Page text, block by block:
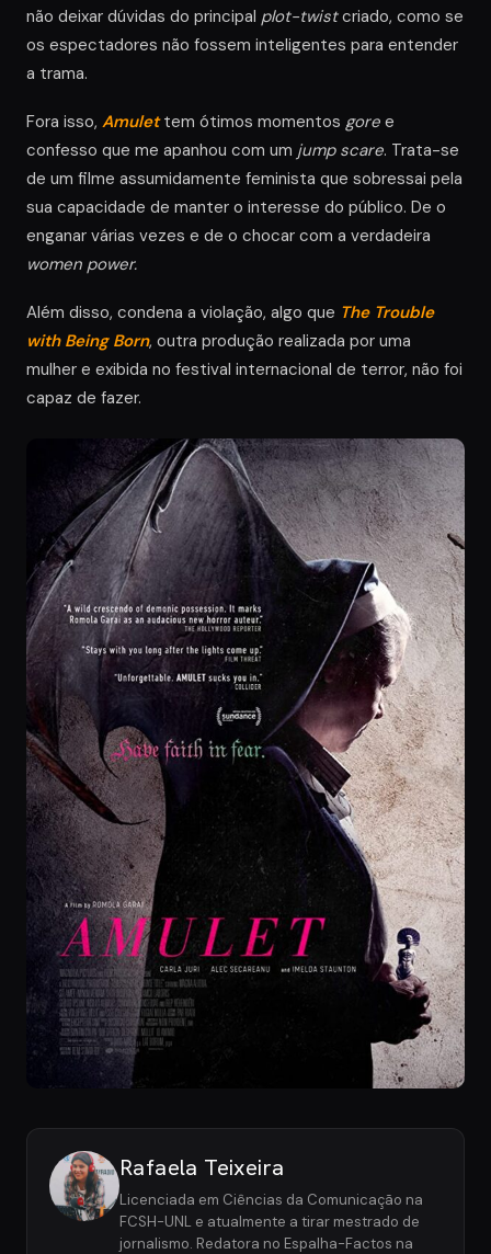
não deixar dúvidas do principal plot-twistcriado, como se
os espectadores não fossem inteligentes para entender
a trama.
Fora isso, Amulet tem ótimos momentos gore e
confesso que me apanhou com um jump scare. Trata-se
de um filme assumidamente feminista que sobressai pela
sua capacidade de manter o interesse do público. De o
enganar várias vezes e de o chocar com a verdadeira
women power.
Além disso, condena a violação, algo que The Trouble
with Being Born, outra produção realizada por uma
mulher e exibida no festival internacional de terror, não foi
capaz de fazer.
Rafaela Teixeira
Licenciada em Ciências da Comunicação na
FCSH-UNL e atualmente a tirar mestrado de
jornalismo. Redatora no Espalha-Factos na